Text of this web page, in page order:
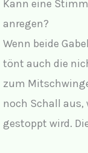
Kann eine
anregen?
Wenn beide
tönt auch die
zum
noch Schall aus,
gestoppt wird.